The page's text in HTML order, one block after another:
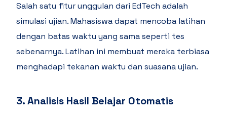
Salah satu fitur unggulan dari EdTech adalah
simulasi ujian. Mahasiswa dapat mencoba latihan
dengan batas waktu yang sama seperti tes
sebenarnya. Latihan ini membuat mereka terbiasa
menghadapi tekanan waktu dan suasana ujian.
3. Analisis Hasil Belajar Otomatis